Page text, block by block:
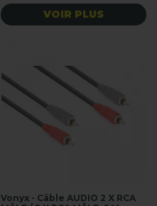
VOIR PLUS
Vonyx - Câble AUDIO 2 X RCA